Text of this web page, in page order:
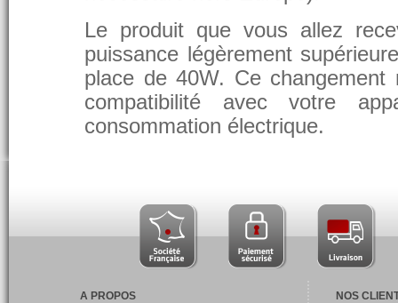
Le produit que vous allez
puissance légèrement
place de 40W. Ce
compatibilité avec votre
consommation électrique.
A PROPOS NOS